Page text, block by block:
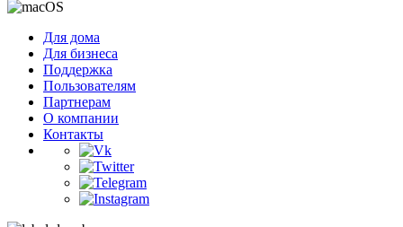
Для дома
Для бизнеса
Поддержка
Пользователям
Партнерам
О компании
Контакты